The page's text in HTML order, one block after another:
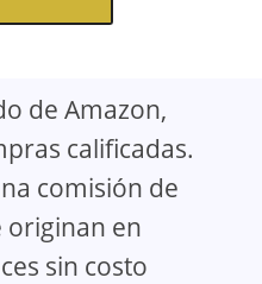
de Amazon,
calificadas.
comisión de
originan en
sin costo